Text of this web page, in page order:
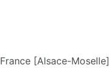
France [Alsace-Moselle]